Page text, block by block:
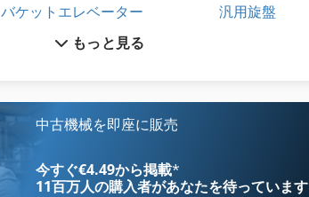
バケットエレベーター
卓上 ボール盤
汎用旋盤
もっと見る
中古機械を即座に販売
今すぐ€4.49から掲載*
11百万人の購入者があなたを待っています